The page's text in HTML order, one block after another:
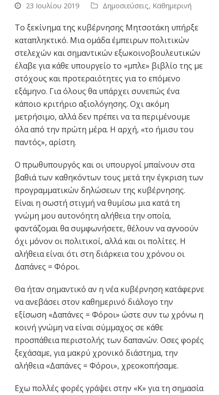
23 Ιουλίου 2019 Δημοσιεύσεις, Καθημερινή
Το ξεκίνημα της κυβέρνησης Μητσοτάκη υπήρξε
καταπληκτικό. Μια ομάδα έμπειρων πολιτικών
στελεχών και σημαντικών εξωκοινοβουλευτικών
έλαβε για κάθε υπουργείο το «μπλε» βιβλίο της με
στόχους και προτεραιότητες για το επόμενο
εξάμηνο. Για όλους θα υπάρχει συνεπώς ένα
κάποιο κριτήριο αξιολόγησης. Οχι ακόμη
μετρήσιμο, αλλά δεν πρέπει να τα περιμένουμε
όλα από την πρώτη μέρα. Η αρχή, «το ήμισυ του
παντός», αρίστη.
Ο πρωθυπουργός και οι υπουργοί μπαίνουν στα
βαθιά των καθηκόντων τους μετά την έγκριση των
προγραμματικών δηλώσεων της κυβέρνησης.
Είναι η σωστή στιγμή να θυμίσω μια κατά τη
γνώμη μου αυτονόητη αλήθεια την οποία,
φαντάζομαι θα συμφωνήσετε, θέλουν να αγνοούν
όχι μόνον οι πολιτικοί, αλλά και οι πολίτες. Η
αλήθεια είναι ότι στη διάρκεια του χρόνου οι
Δαπάνες = Φόροι.
Θα ήταν σημαντικό αν η νέα κυβέρνηση κατάφερνε
να ανεβάσει στον καθημερινό διάλογο την
εξίσωση «Δαπάνες = Φόροι» ώστε συν τω χρόνω η
κοινή γνώμη να είναι σύμμαχος σε κάθε
προσπάθεια περιστολής των δαπανών. Οσες φορές
ξεχάσαμε, για μακρύ χρονικό διάστημα, την
αλήθεια «Δαπάνες = Φόροι», χρεοκοπήσαμε.
Eχω πολλές φορές γράψει στην «Κ» για τη σημασία